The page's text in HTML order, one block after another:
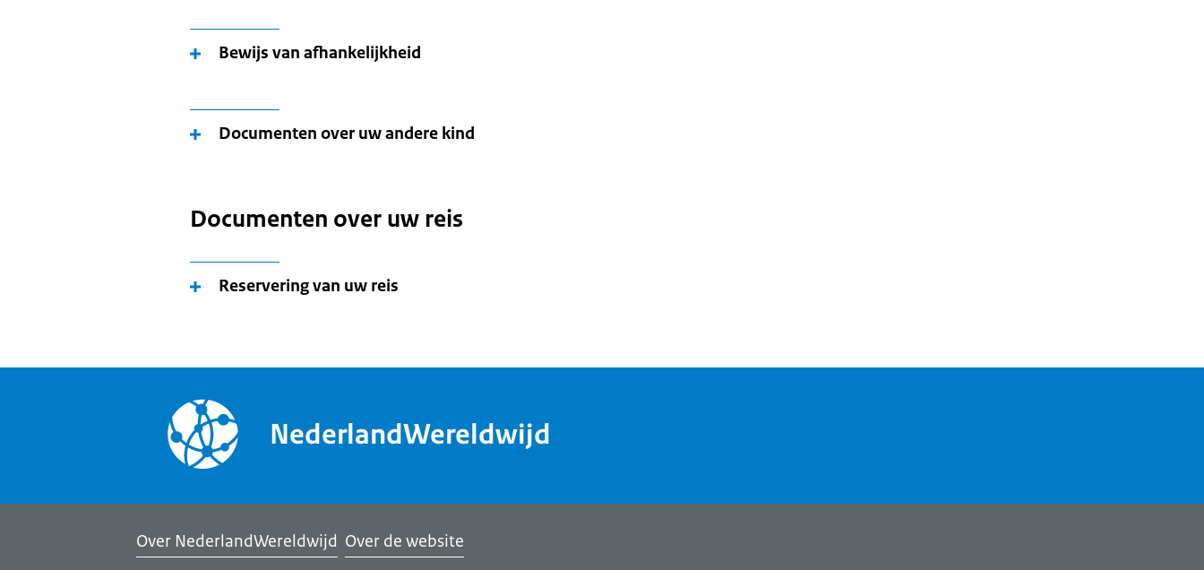
Bewijs van afhankelijkheid
Documenten over uw andere kind
Documenten over uw reis
Reservering van uw reis
NederlandWereldwijd
Over NederlandWereldwijd Over de website